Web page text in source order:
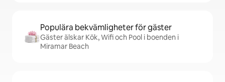
Populära bekvämligheter för gäster
Gäster älskar Kök, Wifi och Pool i boenden i
Miramar Beach